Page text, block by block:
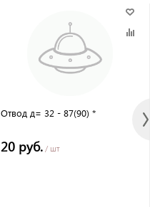
Отвод д= 32 - 87(90) *
20 руб. / шт